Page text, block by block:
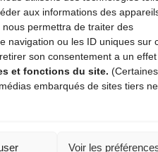
aux informations des
permettra de traiter des
navigation ou les ID uniques sur
son consentement a un effet
et fonctions du site. (Certaines
embarqués de sites tiers ne
Voir les